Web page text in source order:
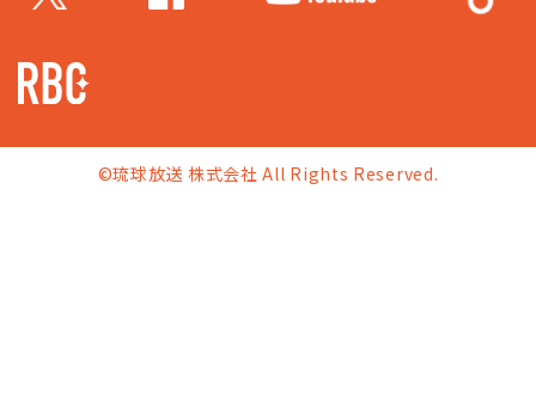
©琉球放送 株式会社 All Rights Reserved.